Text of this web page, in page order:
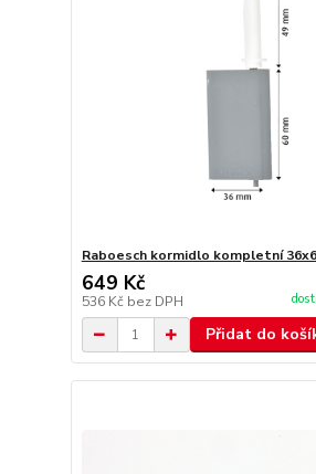
Raboesch kormidlo kompletní
649 Kč
536 Kč bez DPH
Přidat do